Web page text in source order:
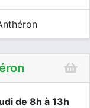
de 8h à 13h